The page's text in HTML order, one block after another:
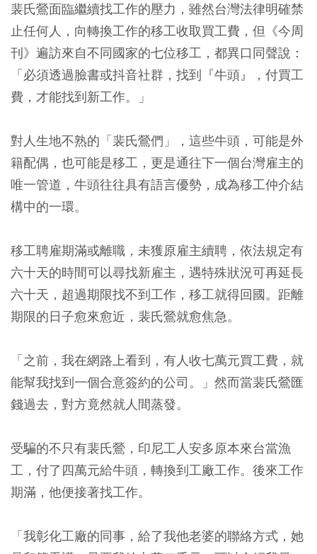
裴氏鶯面臨繼續找工作的壓力，雖然台灣法律明確禁
止任何人，向轉換工作的移工收取買工費，但《今周
刊》遍訪來自不同國家的七位移工，都異口同聲說：
「必須透過臉書或抖音社群，找到『牛頭』，付買工
費，才能找到新工作。」
對人生地不熟的「裴氏鶯們」，這些牛頭，可能是外
籍配偶，也可能是移工，更是通往下一個台灣雇主的
唯一管道，牛頭往往具有語言優勢，成為移工仲介結
構中的一環。
移工聘雇期滿或離職，未獲原雇主續聘，依法規定有
六十天的時間可以尋找新雇主，遇特殊狀況可再延長
六十天，超過期限找不到工作，移工就得回國。距離
期限的日子愈來愈近，裴氏鶯就愈焦急。
「之前，我在網路上看到，有人收七萬元買工費，就
能幫我找到一個合意簽約的公司。」然而當裴氏鶯匯
錢過去，對方竟然就人間蒸發。
受騙的不只有裴氏鶯，印尼工人安多原本來台當漁
工，付了四萬元給牛頭，轉換到工廠工作。後來工作
期滿，他便接著找工作。
「我彰化工廠的同事，給了我他老婆的聯絡方式，她